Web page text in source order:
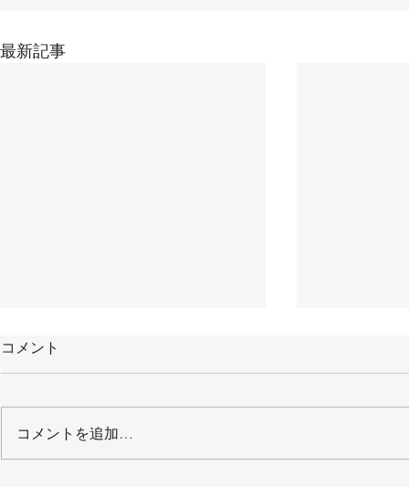
最新記事
コメント
コメントを追加…